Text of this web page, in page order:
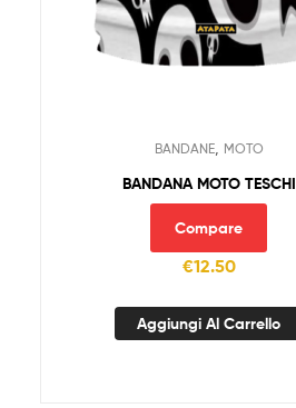
BANDANE, MOTO
BANDANA MOTO TESCHI
Compare
€12.50
Aggiungi Al Carrello